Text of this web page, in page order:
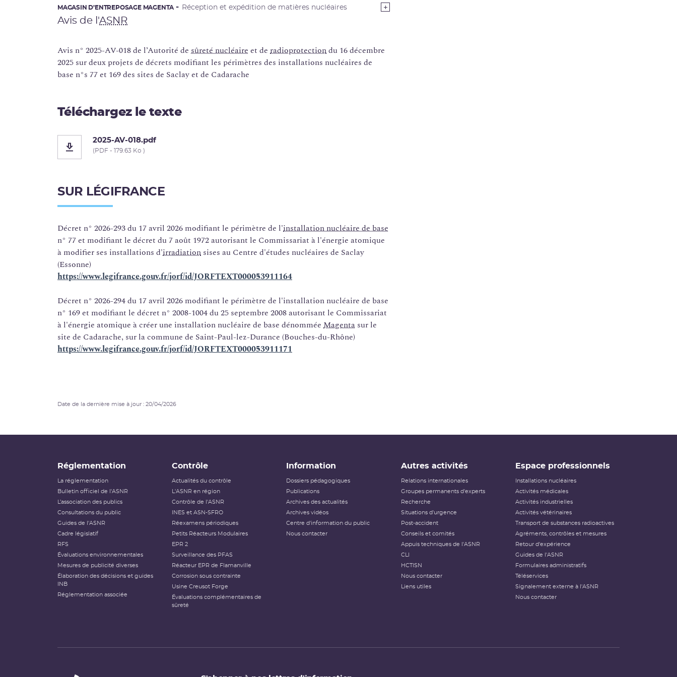
MAGASIN D’ENTREPOSAGE MAGENTA Réception et expédition de matières nucléaires
Avis de l'ASNR
Avis n° 2025-AV-018 de l’Autorité de sûreté nucléaire et de radioprotectiondu 16 décembre
2025 sur deux projets de décrets modifiant les périmètres des installations nucléaires de
base n°s 77 et 169 des sites de Saclay et de Cadarache
Téléchargez le texte
2025-AV-018.pdf
(PDF - 179.63 Ko )
SUR LÉGIFRANCE
Décret n° 2026-293 du 17 avril 2026 modifiant le périmètre de l'installation nucléaire de base
n° 77 et modifiant le décret du 7 août 1972 autorisant le Commissariat à l'énergie atomique
à modifier ses installations d'irradiation sises au Centre d'études nucléaires de Saclay
(Essonne)
https://www.legifrance.gouv.fr/jorf/id/JORFTEXT000053911164
Décret n° 2026-294 du 17 avril 2026 modifiant le périmètre de l'installation nucléaire de base
n° 169 et modifiant le décret n° 2008-1004 du 25 septembre 2008 autorisant le Commissariat
à l'énergie atomique à créer une installation nucléaire de base dénommée Magenta sur le
site de Cadarache, sur la commune de Saint-Paul-lez-Durance (Bouches-du-Rhône)
https://www.legifrance.gouv.fr/jorf/id/JORFTEXT000053911171
Date de la dernière mise à jour : 20/04/2026
Réglementation
La réglementation
Bulletin officiel de l'ASNR
L’association des publics
Consultations du public
Guides de l'ASNR
Cadre législatif
RFS
Évaluations environnementales
Mesures de publicité diverses
Élaboration des décisions et guides
INB
Réglementation associée
Contrôle
Actualités du contrôle
L'ASNR en région
Contrôle de l'ASNR
INES et ASN-SFRO
Réexamens périodiques
Petits Réacteurs Modulaires
EPR 2
Surveillance des PFAS
Réacteur EPR de Flamanville
Corrosion sous contrainte
Usine Creusot Forge
Évaluations complémentaires de
sûreté
Information
Dossiers pédagogiques
Publications
Archives des actualités
Archives vidéos
Centre d'information du public
Nous contacter
Autres activités
Relations internationales
Groupes permanents d'experts
Recherche
Situations d'urgence
Post-accident
Conseils et comités
Appuis techniques de l'ASNR
CLI
HCTISN
Nous contacter
Liens utiles
Espace professionnels
Installations nucléaires
Activités médicales
Activités industrielles
Activités vétérinaires
Transport de substances radioactives
Agréments, contrôles et mesures
Retour d'expérience
Guides de l'ASNR
Formulaires administratifs
Téléservices
Signalement externe à l'ASNR
Nous contacter